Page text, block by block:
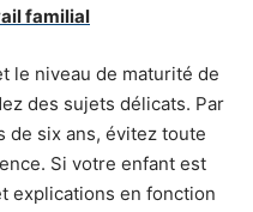
familial
le niveau de maturité de
des sujets délicats. Par
de six ans, évitez toute
Si votre enfant est
explications en fonction